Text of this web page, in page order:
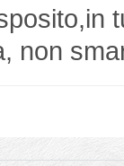
non